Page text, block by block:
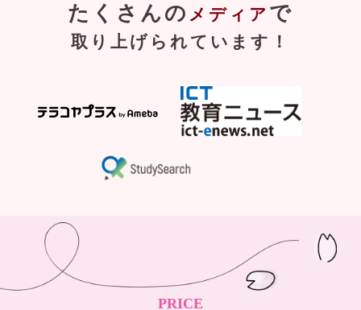
たくさんの メディア で
取り上げられています！
PRICE